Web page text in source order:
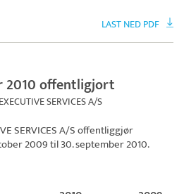
LAST NED PDF
2010 offentligjort
SERVICES A/S
SERVICES A/Soffentliggjør
2009 til 30. september 2010.